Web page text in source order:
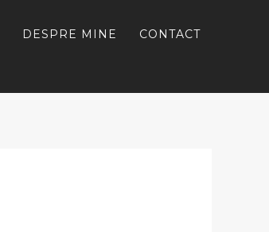
DESPRE MINE CONTACT